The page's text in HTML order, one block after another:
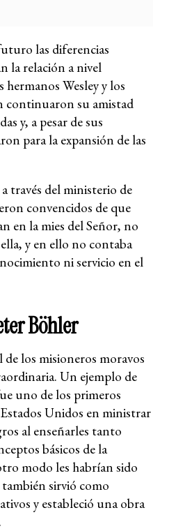
las diferencias
la relación a nivel
Wesley y los
continuaron su amistad
y, a pesar de sus
para la expansión de las
través del ministerio de
convencidos de que
en la mies del Señor, no
y en ello no contaba
ni servicio en el
Böhler
los misioneros moravos
Un ejemplo de
uno de los primeros
Unidos en ministrar
al enseñarles tanto
básicos de la
modo les habrían sido
sirvió como
y estableció una obra